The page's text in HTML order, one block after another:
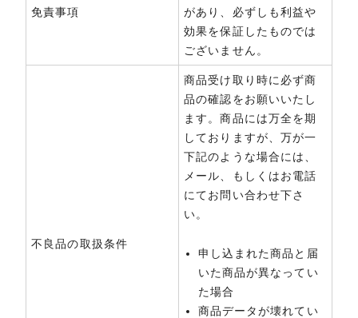
免責事項
があり、必ずしも利益や
効果を保証したものでは
ございません。
不良品の取扱条件
商品受け取り時に必ず商
品の確認をお願いいたし
ます。商品には万全を期
しておりますが、万が一
下記のような場合には、
メール、もしくはお電話
にてお問い合わせ下さ
い。
申し込まれた商品と届
いた商品が異なってい
た場合
商品データが壊れてい